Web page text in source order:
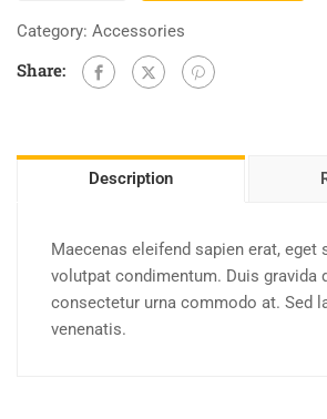
Category: Accessories
Share:
Description
Maecenas eleifend sapien erat, eget
volutpat condimentum. Duis gravida
consectetur urna commodo at. Sed
venenatis.